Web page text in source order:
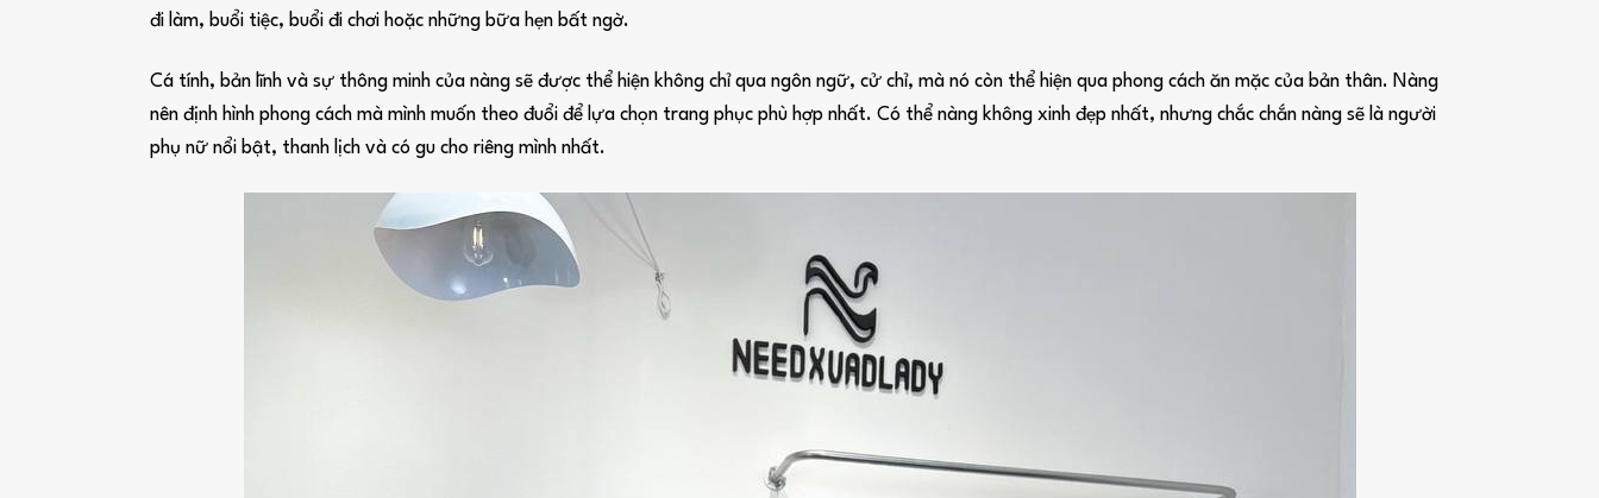
đi làm, buổi tiệc, buổi đi chơi hoặc những bữa hẹn bất ngờ.
Cá tính, bản lĩnh và sự thông minh của nàng sẽ được thể hiện không chỉ qua ngôn ngữ, cử chỉ, mà nó còn thể hiện qua phong cách ăn mặc của bản thân. Nàng
nên định hình phong cách mà mình muốn theo đuổi để lựa chọn trang phục phù hợp nhất. Có thể nàng không xinh đẹp nhất, nhưng chắc chắn nàng sẽ là người
phụ nữ nổi bật, thanh lịch và có gu cho riêng mình nhất.